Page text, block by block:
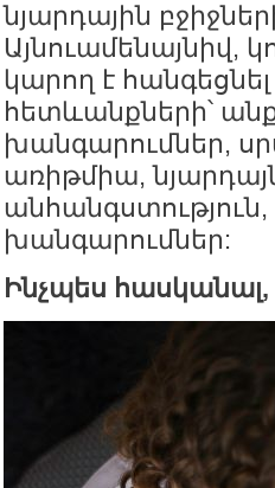
նյարդային
Այնուամենայնիվ,
կարող է
հետևանքների՝
խանգարումներ,
առիթմիա,
խանգարումներ:
Ինչպես հասկանալ,